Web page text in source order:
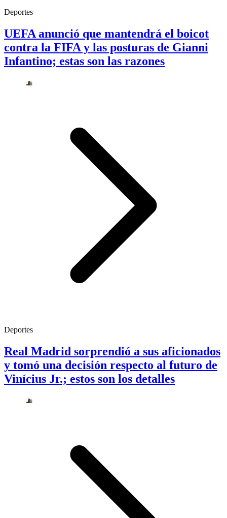
Deportes
UEFA anunció que mantendrá el boicot
contra la FIFA y las posturas de Gianni
Infantino; estas son las razones
Deportes
Real Madrid sorprendió a sus aficionados
y tomó una decisión respecto al futuro de
Vinícius Jr.; estos son los detalles